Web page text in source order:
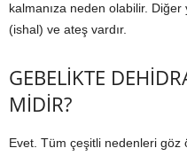
kalmanıza neden olabilir.
(ishal) ve ateş vardır.
GEBELİKTE
MİDİR?
Evet. Tüm çeşitli nedenleri